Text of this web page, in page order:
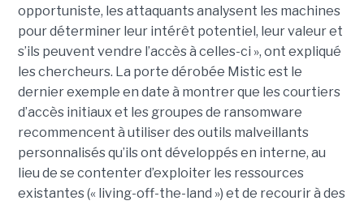
opportuniste, les attaquants analysent les machines
pour déterminer leur intérêt potentiel, leur valeur et
s’ils peuvent vendre l’accès à celles-ci », ont expliqué
les chercheurs. La porte dérobée Mistic est le
dernier exemple en date à montrer que les courtiers
d’accès initiaux et les groupes de ransomware
recommencent à utiliser des outils malveillants
personnalisés qu’ils ont développés en interne, au
lieu de se contenter d’exploiter les ressources
existantes (« living-off-the-land ») et de recourir à des